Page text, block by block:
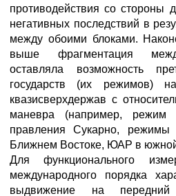
противодействия со стороны
негативных последствий в
между обоими блоками.
выше фрагментация
оставляла возможность
государств (их режимов)
квазисверхдержав с
маневра (например, режим
правления Сукарно,
Ближнем Востоке, ЮАР в
Для функционального
международного порядка
выдвижение на передний